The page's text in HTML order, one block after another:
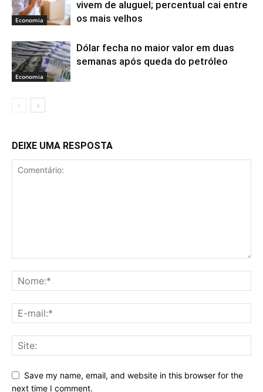
Economia
vivem de aluguel; percentual cai entre
os mais velhos
Economia
Dólar fecha no maior valor em duas
semanas após queda do petróleo
DEIXE UMA RESPOSTA
Save my name, email, and website in this browser for the
next time I comment.